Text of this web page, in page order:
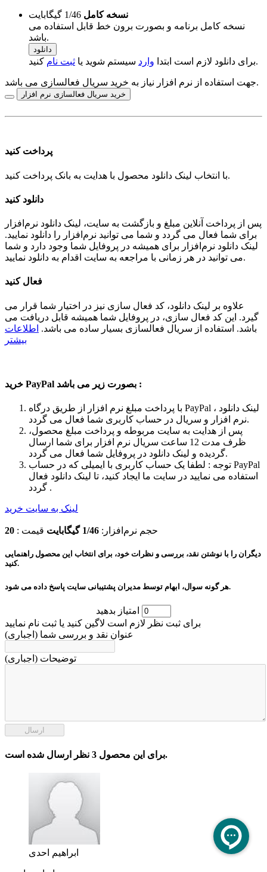
نسخه کامل 1/46 گیگابایت
نسخه کامل برنامه و بصورت برون خط قابل استفاده می
باشد.
دانلود
برای دانلود لازم است ابتدا وارد سیستم شوید یا ثبت نام کنید.
جهت استفاده از نرم افزار نیاز به خرید سریال فعالسازی می باشد.
خرید سریال فعالسازی نرم افزار
پرداخت کنید
با انتخاب لینک دانلود محصول با هدایت به بانک پرداخت کنید.
دانلود کنید
پس از پرداخت آنلاین مبلغ و بازگشت به سایت، لینک دانلود نرم‌افزار
برای شما فعال می گردد و شما می توانید نرم‌افزار را دانلود نمایید.
لینک دانلود نرم‌افزار برای همیشه در پروفایل شما وجود دارد و شما
می توانید در هر زمانی با مراجعه به سایت اقدام به دانلود نمایید.
فعال کنید
علاوه بر لینک دانلود، کد فعال سازی نیز در اختیار شما قرار می
گیرد. این کد فعال سازی، در پروفایل شما همیشه قابل دریافت می
باشد. استفاده از سریال فعالسازی بسیار ساده می باشد. اطلاعات
بیشتر
خرید PayPal بصورت زیر می باشد :
با پرداخت مبلغ نرم افزار از طریق درگاه PayPal ، لینک دانلود
نرم افزار و سریال در حساب کاربری شما فعال می گردد.
پس از هدایت به سایت مربوطه و پرداخت مبلغ محصول،
ظرف مدت 12 ساعت سریال نرم افزار برای شما ارسال
گردیده و لینک دانلود در پروفایل شما فعال می گردد.
توجه : لطفا یک حساب کاربری با ایمیلی که در حساب PayPal
استفاده می نمایید در سایت ما ایجاد کنید، تا لینک دانلود فعال
گردد .
لینک به سایت خرید
حجم نرم‌افزار: 1/46 گیگابایت قیمت : 20
دیگران را با نوشتن نقد، بررسی و نظرات خود، برای انتخاب این محصول راهنمایی
کنید.
هر گونه سوال، ابهام توسط مدیران پشتیبانی سایت پاسخ داده می شود.
برای ثبت نظر لازم است لاگین کنید یا ثبت نام نمایید
عنوان نقد و بررسی شما (اجباری)
توضیحات (اجباری)
ارسال
برای این محصول 3 نظر ارسال شده است.
ابراهیم احدی